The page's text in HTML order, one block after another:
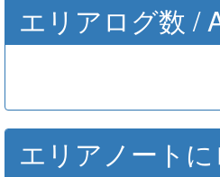
エリアログ数 /
エリアノート